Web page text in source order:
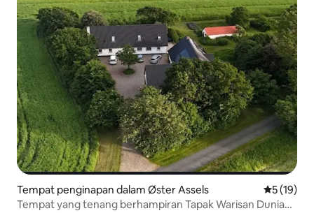
Tempat penginapan dalam Øster Assels
5 (19)
Tempat yang tenang berhampiran Tapak Warisan Dunia